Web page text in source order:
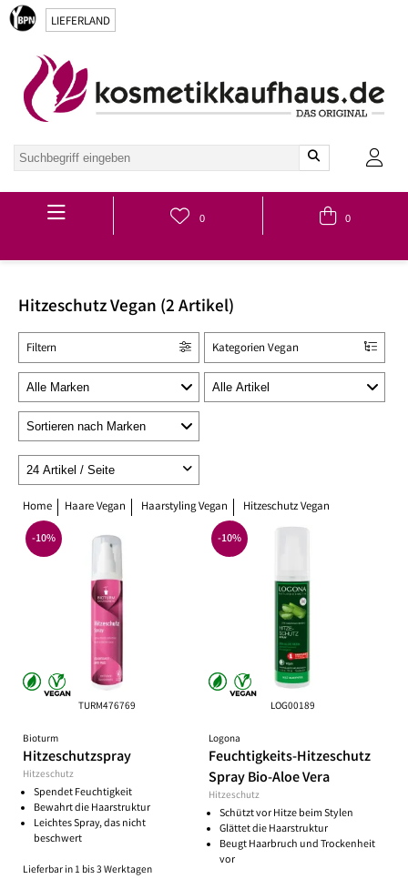
LIEFERLAND
Hauptmenü
0 0
Hitzeschutz Vegan (2 Artikel)
Kategorien Vegan
Filtern
Home Haare Vegan Haarstyling Vegan Hitzeschutz Vegan
TURM476769
Bioturm
Hitzeschutzspray
Hitzeschutz
Spendet Feuchtigkeit
Bewahrt die Haarstruktur
Leichtes Spray, das nicht
beschwert
Lieferbar in 1 bis 3 Werktagen
-10%
LOG00189
Logona
Feuchtigkeits-Hitzeschutz
Spray Bio-Aloe Vera
Hitzeschutz
Schützt vor Hitze beim Stylen
Glättet die Haarstruktur
Beugt Haarbruch und Trockenheit
vor
-10%